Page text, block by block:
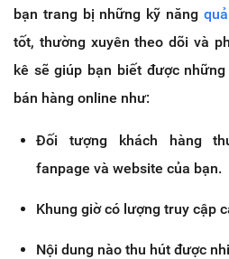
bạn trang bị những kỹ năng
tốt, thường xuyên theo dõi và
kê sẽ giúp bạn biết được
bán hàng online như:
Đối tượng khách hàng
fanpage và website của bạn.
Khung giờ có lượng truy cập
Nội dung nào thu hút được